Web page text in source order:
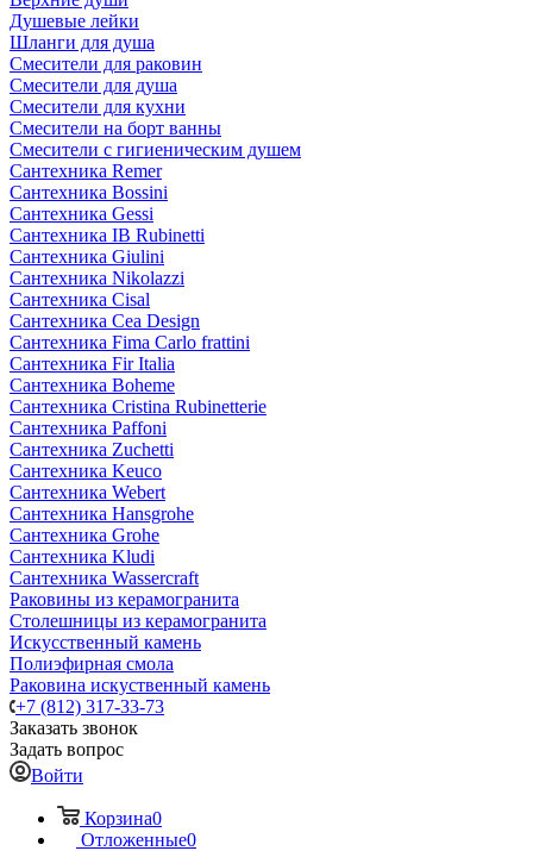
Душевые лейки
Шланги для душа
Смесители для раковин
Смесители для душа
Смесители для кухни
Смесители на борт ванны
Смесители с гигиеническим душем
Сантехника Remer
Сантехника Bossini
Сантехника Gessi
Сантехника IB Rubinetti
Сантехника Giulini
Сантехника Nikolazzi
Сантехника Cisal
Сантехника Cea Design
Сантехника Fima Carlo frattini
Сантехника Fir Italia
Сантехника Boheme
Сантехника Cristina Rubinetterie
Сантехника Paffoni
Сантехника Zuchetti
Сантехника Keuco
Сантехника Webert
Сантехника Hansgrohe
Сантехника Grohe
Сантехника Kludi
Сантехника Wassercraft
Раковины из керамогранита
Столешницы из керамогранита
Искусственный камень
Полиэфирная смола
Раковина искуственный камень
+7 (812) 317-33-73
Заказать звонок
Задать вопрос
Войти
Корзина0
Отложенные0